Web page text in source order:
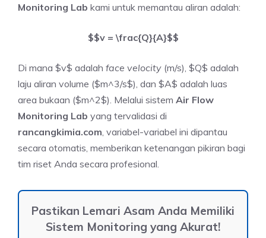
Monitoring Lab kami untuk memantau aliran adalah:
$$v = \frac{Q}{A}$$
Di mana $v$ adalah face velocity (m/s), $Q$ adalah
laju aliran volume ($m^3/s$), dan $A$ adalah luas
area bukaan ($m^2$). Melalui sistem Air Flow
Monitoring Lab yang tervalidasi di
rancangkimia.com , variabel-variabel ini dipantau
secara otomatis, memberikan ketenangan pikiran bagi
tim riset Anda secara profesional.
Pastikan Lemari Asam Anda Memiliki
Sistem Monitoring yang Akurat!